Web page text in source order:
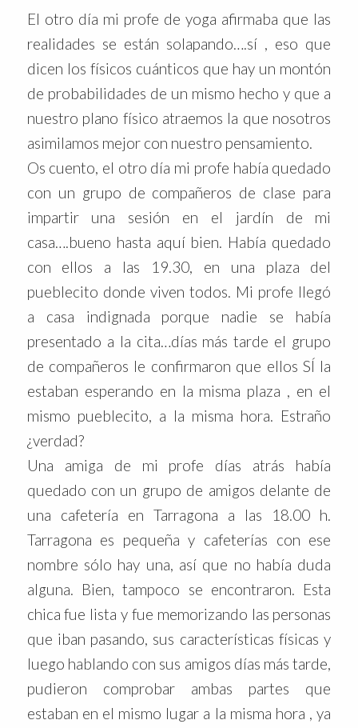
El otro día mi profe de yoga afirmaba que las
realidades se están solapando….sí , eso que
dicen los físicos cuánticos que hay un montón
de probabilidades de un mismo hecho y que a
nuestro plano físico atraemos la que nosotros
asimilamos mejor con nuestro pensamiento.
Os cuento, el otro día mi profe había quedado
con un grupo de compañeros de clase para
impartir una sesión en el jardín de mi
casa….bueno hasta aquí bien. Había quedado
con ellos a las 19.30, en una plaza del
pueblecito donde viven todos. Mi profe llegó
a casa indignada porque nadie se había
presentado a la cita…días más tarde el grupo
de compañeros le confirmaron que ellos SÍ la
estaban esperando en la misma plaza , en el
mismo pueblecito, a la misma hora. Estraño
¿verdad?
Una amiga de mi profe días atrás había
quedado con un grupo de amigos delante de
una cafetería en Tarragona a las 18.00 h.
Tarragona es pequeña y cafeterías con ese
nombre sólo hay una, así que no había duda
alguna. Bien, tampoco se encontraron. Esta
chica fue lista y fue memorizando las personas
que iban pasando, sus características físicas y
luego hablando con sus amigos días más tarde,
pudieron comprobar ambas partes que
estaban en el mismo lugar a la misma hora , ya